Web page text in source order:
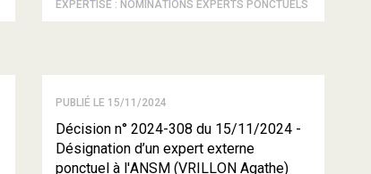
EXPERTISE : NOMINATIONS EXPERTS PONCTUELS
PUBLIÉ LE 15/11/2024
Décision n° 2024-308 du 15/11/2024 -
Désignation d’un expert externe
ponctuel à l'ANSM (VRILLON Agathe)